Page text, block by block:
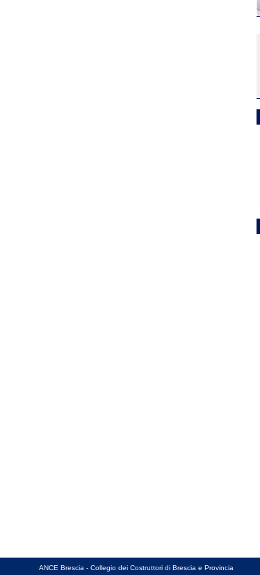
ANCE Brescia - Collegio dei Costruttori di Brescia e Provincia